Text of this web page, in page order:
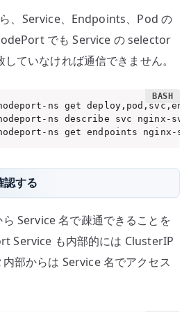
、Service、Endpoints、Pod の
でも Service の selector
ていなければ通信できません。
ns get
ns describe svc nginx-svc
ns get endpoints nginx-
認する
Service 名で疎通できることを
Service も内部的には ClusterIP
部からは Service 名でアクセス